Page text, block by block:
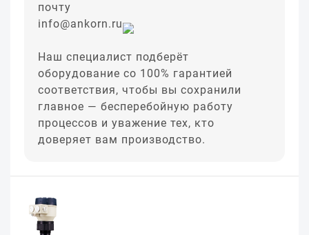
почту
info@ankorn.ru
Наш специалист подберёт
оборудование со 100% гарантией
соответствия, чтобы вы сохранили
главное — бесперебойную работу
процессов и уважение тех, кто
доверяет вам производство.